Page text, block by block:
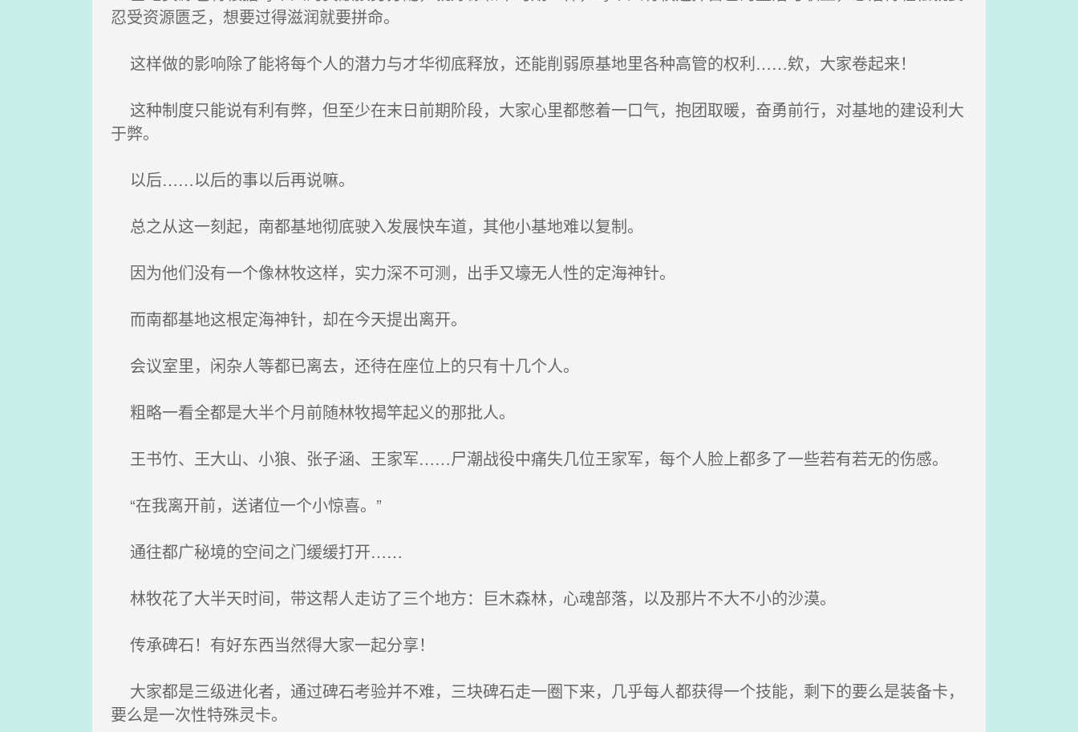
忍受资源匮乏，想要过得滋润就要拼命。
这样做的影响除了能将每个人的潜力与才华彻底释放，还能削弱原基地里各种高管的权利……欸，大家卷起来！
这种制度只能说有利有弊，但至少在末日前期阶段，大家心里都憋着一口气，抱团取暖，奋勇前行，对基地的建设利大
于弊。
以后……以后的事以后再说嘛。
总之从这一刻起，南都基地彻底驶入发展快车道，其他小基地难以复制。
因为他们没有一个像林牧这样，实力深不可测，出手又壕无人性的定海神针。
而南都基地这根定海神针，却在今天提出离开。
会议室里，闲杂人等都已离去，还待在座位上的只有十几个人。
粗略一看全都是大半个月前随林牧揭竿起义的那批人。
王书竹、王大山、小狼、张子涵、王家军……尸潮战役中痛失几位王家军，每个人脸上都多了一些若有若无的伤感。
“在我离开前，送诸位一个小惊喜。”
通往都广秘境的空间之门缓缓打开……
林牧花了大半天时间，带这帮人走访了三个地方：巨木森林，心魂部落，以及那片不大不小的沙漠。
传承碑石！有好东西当然得大家一起分享！
大家都是三级进化者，通过碑石考验并不难，三块碑石走一圈下来，几乎每人都获得一个技能，剩下的要么是装备卡，
要么是一次性特殊灵卡。